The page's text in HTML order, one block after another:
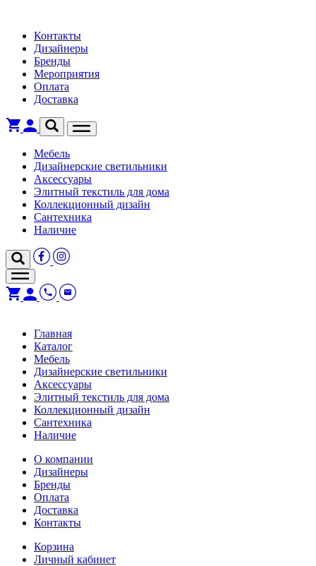
Контакты
Дизайнеры
Бренды
Мероприятия
Оплата
Доставка
Мебель
Дизайнерские светильники
Аксессуары
Элитный текстиль для дома
Коллекционный дизайн
Сантехника
Наличие
Главная
Каталог
Мебель
Дизайнерские светильники
Аксессуары
Элитный текстиль для дома
Коллекционный дизайн
Сантехника
Наличие
О компании
Дизайнеры
Бренды
Оплата
Доставка
Контакты
Корзина
Личный кабинет